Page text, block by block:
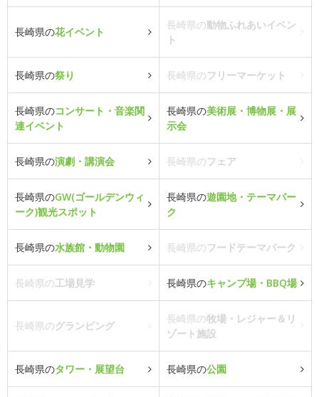
長崎県の花イベント
長崎県の動物ふれあいイベン
ト
長崎県の祭り 長崎県のフリーマーケット
長崎県のコンサート・音楽関
連イベント
長崎県の美術展・博物展・展
示会
長崎県の演劇・講演会 長崎県のフェア
長崎県のGW(ゴールデンウィ
ーク)観光スポット
長崎県の遊園地・テーマパー
ク
長崎県の水族館・動物園 長崎県のフードテーマパーク
長崎県の工場見学 長崎県のキャンプ場・BBQ場
長崎県のグランピング
長崎県の牧場・レジャー＆リ
ゾート施設
長崎県のタワー・展望台 長崎県の公園